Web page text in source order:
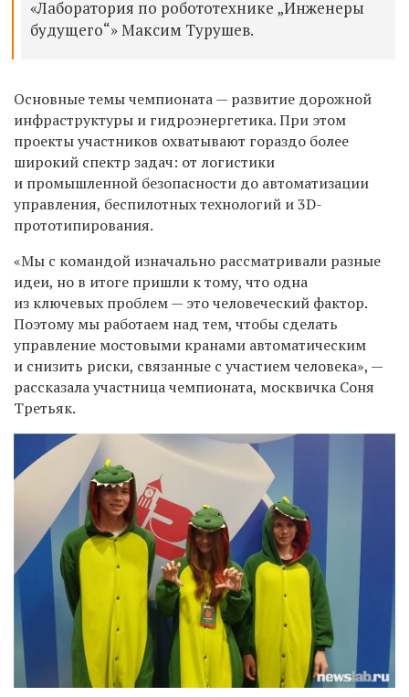
«Лаборатория по робототехнике „Инженеры
будущего“» Максим Турушев.
Основные темы чемпионата — развитие дорожной
инфраструктуры и гидроэнергетика. При этом
проекты участников охватывают гораздо более
широкий спектр задач: от логистики
и промышленной безопасности до автоматизации
управления, беспилотных технологий и 3D-
прототипирования.
«Мы с командой изначально рассматривали разные
идеи, но в итоге пришли к тому, что одна
из ключевых проблем — это человеческий фактор.
Поэтому мы работаем над тем, чтобы сделать
управление мостовыми кранами автоматическим
и снизить риски, связанные с участием человека», —
рассказала участница чемпионата, москвичка Соня
Третьяк.